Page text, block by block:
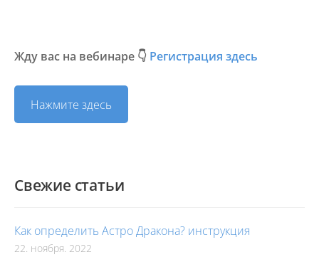
Свежие статьи
Как определить Астро Дракона? инструкция
22. ноября. 2022
Жду вас на вебинаре 👇 Регистрация здесь
Нажмите здесь